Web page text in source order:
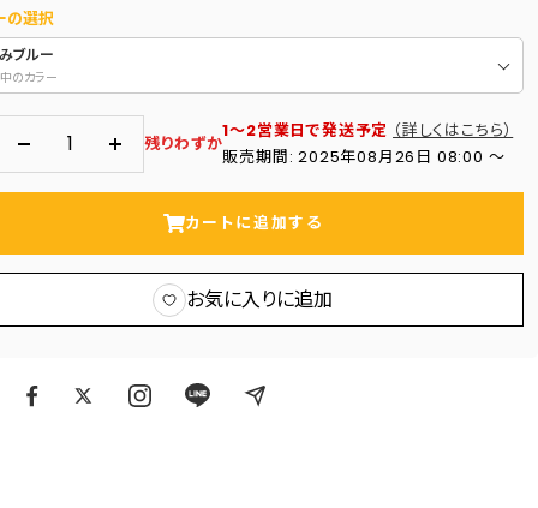
の選択
ブルー
のカラー
量
減
す
数
量
増
す
残りわずか
1～2営業日で発送予定 （詳しくはこちら）
販売期間: 2025年08月26日 08:00 〜
カートに追加する
お気に入りに追加